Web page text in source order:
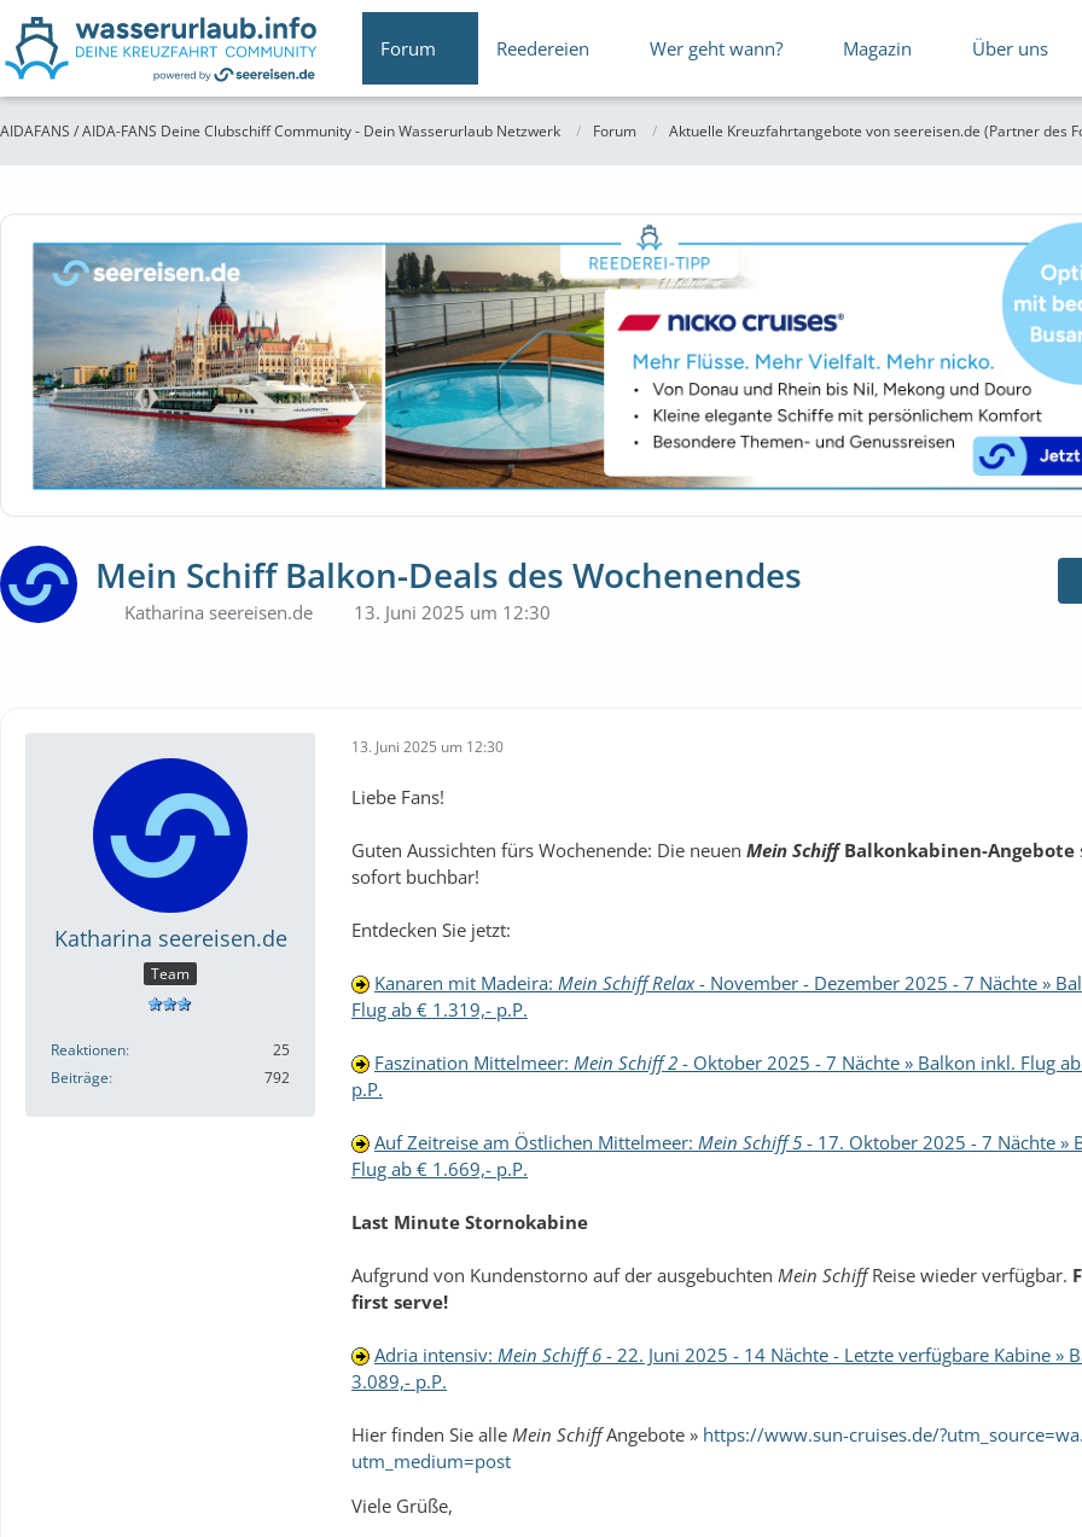
Forum Reedereien Wer geht wann? Magazin Über uns
AIDAFANS / AIDA-FANS Deine Clubschiff Community - Dein Wasserurlaub Netzwerk Forum Aktuelle Kreuzfahrtangebote von seereisen.de (Partner des
Mein Schiff Balkon-Deals des Wochenendes
Katharina seereisen.de 13. Juni 2025 um 12:30
Katharina seereisen.de
Team
Reaktionen
25
Beiträge
792
13. Juni 2025 um 12:30
Liebe Fans!
Guten Aussichten fürs Wochenende: Die neuen Mein SchiffBalkonkabinen-Angebote
sofort buchbar!
Entdecken Sie jetzt:
Kanaren mit Madeira: Mein Schiff Relax- November - Dezember 2025 - 7 Nächte »
Flug ab € 1.319,- p.P.
Faszination Mittelmeer: Mein Schiff 2 - Oktober 2025 - 7 Nächte » Balkon inkl. Flug
p.P.
Auf Zeitreise am Östlichen Mittelmeer: Mein Schiff 5 - 17. Oktober 2025 - 7 Nächte »
Flug ab € 1.669,- p.P.
Last Minute Stornokabine
Aufgrund von Kundenstorno auf der ausgebuchten Mein SchiffReise wieder verfügbar.
first serve!
Adria intensiv: Mein Schiff 6 - 22. Juni 2025 - 14 Nächte - Letzte verfügbare Kabine »
3.089,- p.P.
Hier finden Sie alle Mein SchiffAngebote » https://www.sun-cruises.de/
utm_medium=post
Viele Grüße,